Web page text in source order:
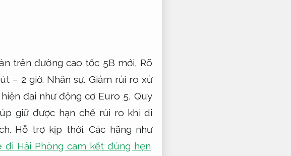
trên đường cao tốc 5B mới, Rõ
– 2 giờ. Nhân sự. Giảm rủi ro xử
đại như động cơ Euro 5,Quy
giữ được hạn chế rủi ro khi di
Hỗ trợ kịp thời. Các hãng như
đi Hải Phòng cam kết đúng hẹn